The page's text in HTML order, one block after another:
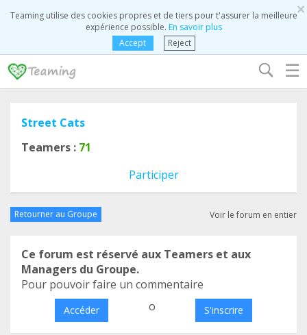
×
Teaming utilise des cookies propres et de tiers pour t'assurer la meilleure
expérience possible. En savoir plus
Accept
Reject
☰
Street Cats
Teamers : 71
Participer
Retourner au Groupe Voir le forum en entier
Ce forum est réservé aux Teamers et aux
Managers du Groupe.
Pour pouvoir faire un commentaire
Accéder o S'inscrire